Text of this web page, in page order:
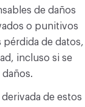
de daños
o punitivos
pérdida de datos,
incluso si se
de estos